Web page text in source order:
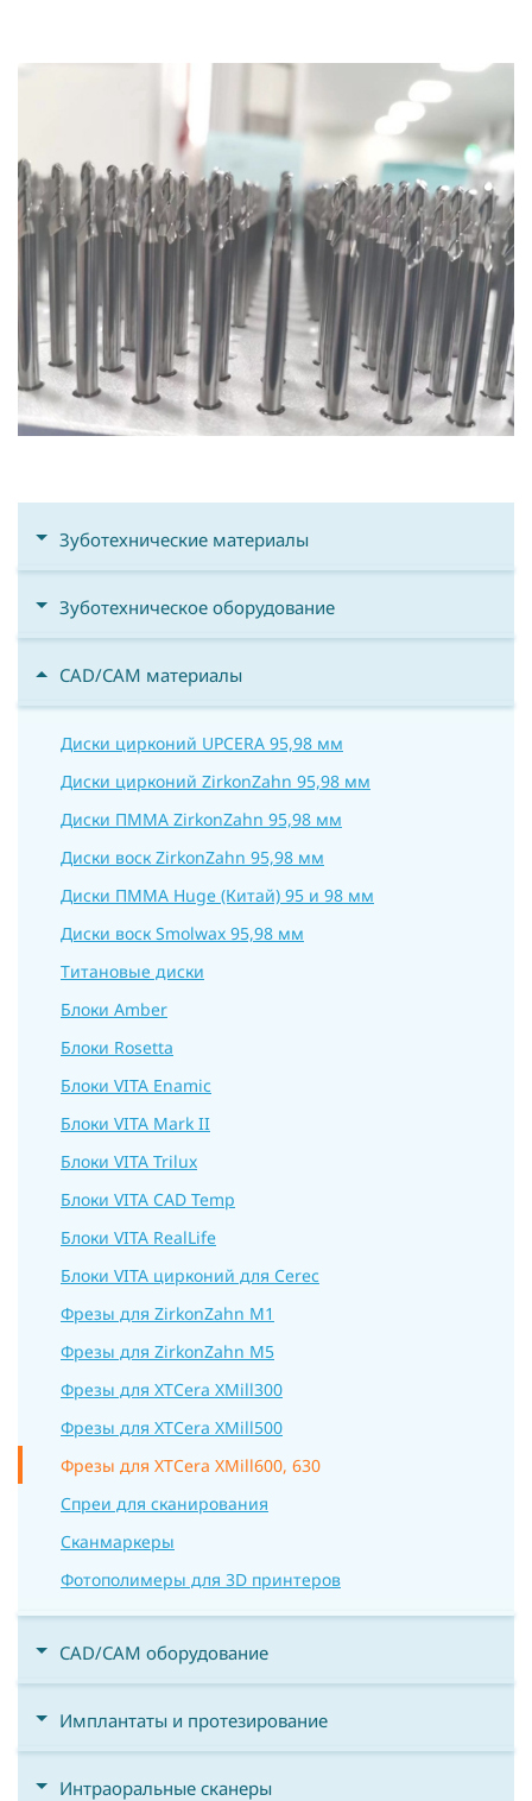
Зуботехнические материалы
Зуботехническое оборудование
CAD/CAM материалы
Диски цирконий UPCERA 95,98 мм
Диски цирконий ZirkonZahn 95,98 мм
Диски ПММА ZirkonZahn 95,98 мм
Диски воск ZirkonZahn 95,98 мм
Диски ПММА Huge (Китай) 95 и 98 мм
Диски воск Smolwax 95,98 мм
Титановые диски
Блоки Amber
Блоки Rosetta
Блоки VITA Enamic
Блоки VITA Mark II
Блоки VITA Trilux
Блоки VITA CAD Temp
Блоки VITA RealLife
Блоки VITA цирконий для Cerec
Фрезы для ZirkonZahn M1
Фрезы для ZirkonZahn M5
Фрезы для XTCera XMill300
Фрезы для XTCera XMill500
Фрезы для XTCera XMill600, 630
Спреи для сканирования
Сканмаркеры
Фотополимеры для 3D принтеров
CAD/CAM оборудование
Имплантаты и протезирование
Интраоральные сканеры